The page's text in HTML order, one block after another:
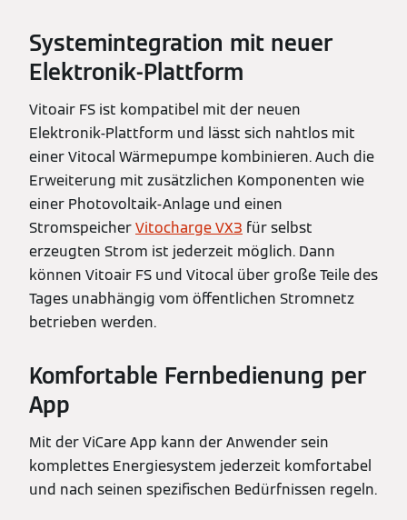
Systemintegration mit neuer
Elektronik-Plattform
Vitoair FS ist kompatibel mit der neuen
Elektronik-Plattform und lässt sich nahtlos mit
einer Vitocal Wärmepumpe kombinieren. Auch die
Erweiterung mit zusätzlichen Komponenten wie
einer Photovoltaik-Anlage und einen
StromspeicherVitocharge VX3 für selbst
erzeugten Strom ist jederzeit möglich. Dann
können Vitoair FS und Vitocal über große Teile des
Tages unabhängig vom öffentlichen Stromnetz
betrieben werden.
Komfortable Fernbedienung per
App
Mit der ViCare App kann der Anwender sein
komplettes Energiesystem jederzeit komfortabel
und nach seinen spezifischen Bedürfnissen regeln.